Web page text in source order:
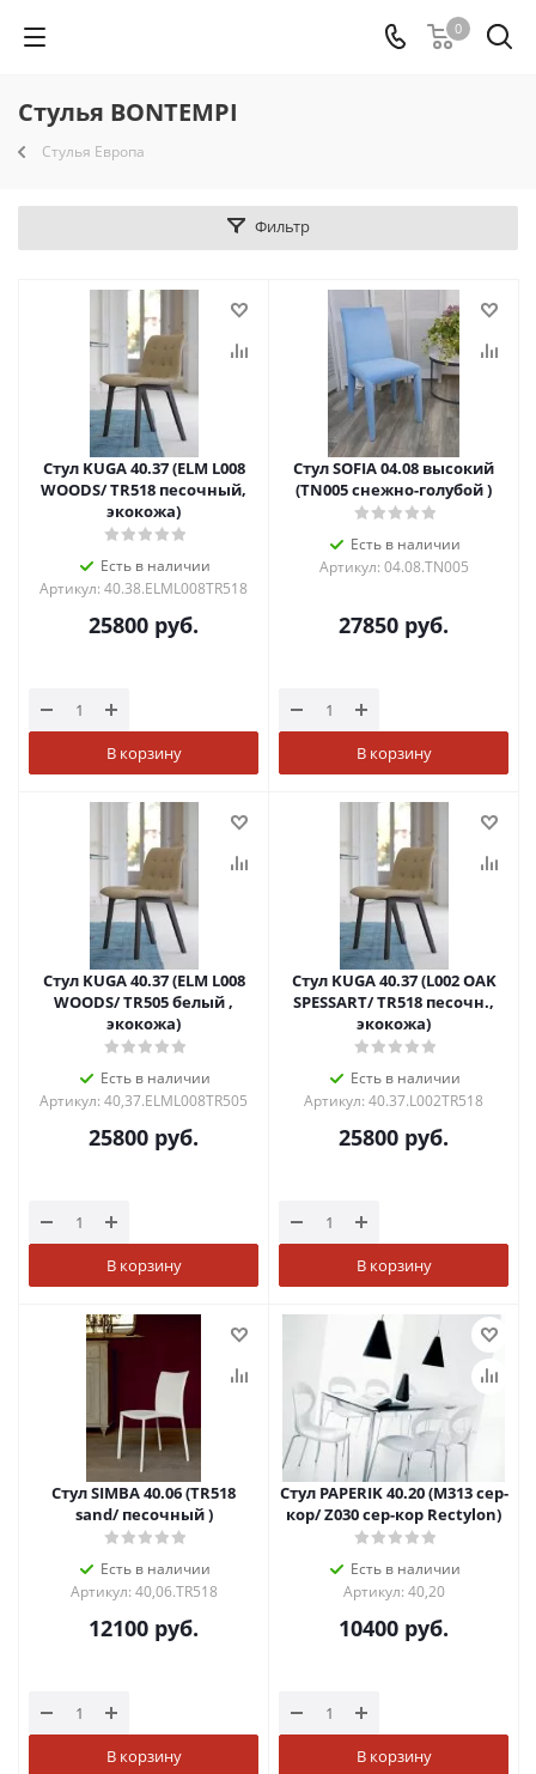
0
Стулья BONTEMPI
Стулья Европа
Фильтр
Стул KUGA 40.37 (ELM L008
WOODS/ TR518 песочный,
экокожа)
Есть в наличии
Артикул: 40.38.ELML008TR518
25800 руб.
В корзину
Стул SOFIA 04.08 высокий
(TN005 снежно-голубой )
Есть в наличии
Артикул: 04.08.TN005
27850 руб.
В корзину
Стул KUGA 40.37 (ELM L008
WOODS/ TR505 белый ,
экокожа)
Есть в наличии
Артикул: 40,37.ELML008TR505
25800 руб.
В корзину
Стул KUGA 40.37 (L002 OAK
SPESSART/ TR518 песочн.,
экокожа)
Есть в наличии
Артикул: 40.37.L002TR518
25800 руб.
В корзину
Стул SIMBA 40.06 (TR518
sand/ песочный )
Есть в наличии
Артикул: 40,06.TR518
12100 руб.
В корзину
Стул PAPERIK 40.20 (М313 сер-
кор/ Z030 сер-кор Rectylon)
Есть в наличии
Артикул: 40,20
10400 руб.
В корзину